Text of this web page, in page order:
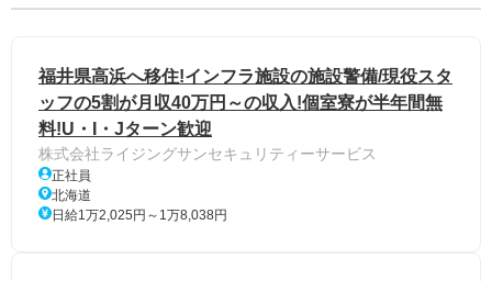
福井県高浜へ移住!インフラ施設の施設警備/現役スタ
ッフの5割が月収40万円～の収入!個室寮が半年間無
料!U・I・Jターン歓迎
株式会社ライジングサンセキュリティーサービス
正社員
北海道
日給1万2,025円～1万8,038円